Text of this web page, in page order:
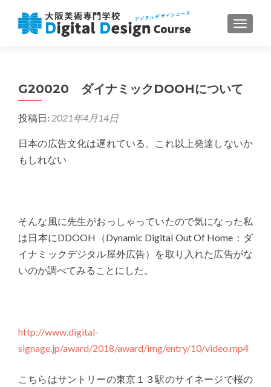
ナビゲ
G20020 ダイナミックDOOHについて
投稿日: 2021年4月14日
日本の広告文化は遅れている、これ以上発達しないか
もしれない
そんな風に先生がおっしゃっていたので気になった私
は日本にDDOOH（Dynamic Digital Out Of Home：ダ
イナミックデジタル屋外広告）を取り入れた広告がな
いのか調べてみることにした。
http://www.digital-
signage.jp/award/2018/award/img/entry/10/video.mp4
こちらはサントリーの東京１３駅のサイネージで桜の